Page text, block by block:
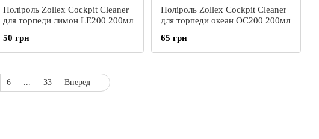
Поліроль Zollex Cockpit Cleaner
для торпеди лимон LE200 200мл
50 грн
Поліроль Zollex Cockpit Cleaner
для торпеди океан OС200 200мл
65 грн
6 ... 33 Вперед